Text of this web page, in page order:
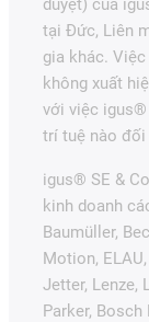
duyệt) của
tại Đức, Liên
gia khác.
không xuất
với việc igus®
trí tuệ nào
igus® SE &
kinh doanh
Baumüller,
Motion, ELAU,
Jetter, Lenze,
Parker, Bosch